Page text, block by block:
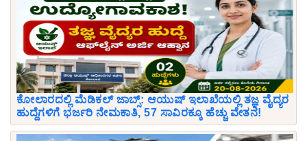
ಕೋಲಾರದಲ್ಲಿ ಮೆಡಿಕಲ್ ಜಾಬ್ಸ್: ಆಯುಷ್ ಇಲಾಖೆಯಲ್ಲಿ ತಜ್ಞ ವೈದ್ಯರ
ಹುದ್ದೆಗಳಿಗೆ ಭರ್ಜರಿ ನೇಮಕಾತಿ, 57 ಸಾವಿರಕ್ಕೂ ಹೆಚ್ಚು ವೇತನ!